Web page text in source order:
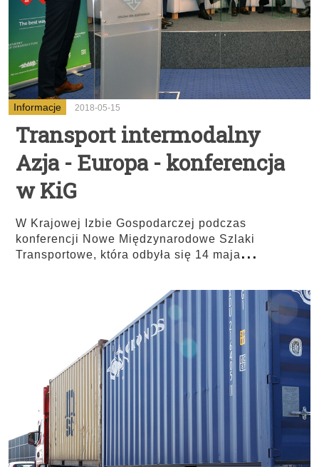
Informacje 2018-05-15
Transport intermodalny
Azja - Europa - konferencja
w KiG
W Krajowej Izbie Gospodarczej podczas
konferencji Nowe Międzynarodowe Szlaki
Transportowe, która odbyła się 14 maja...